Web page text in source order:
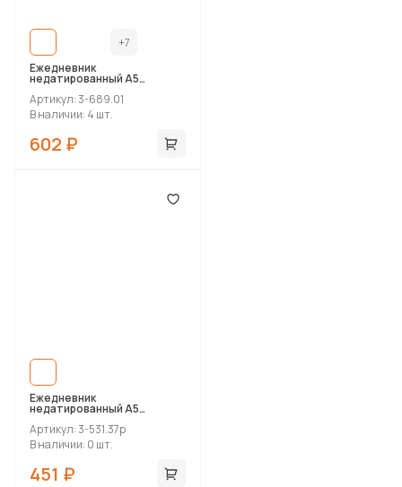
+7
Ежедневник
недатированный А5
«Classic»
Артикул: 3-689.01
В наличии: 4 шт.
602 ₽
Ежедневник
недатированный А5
«Megapolis Velvet Flex»
Артикул: 3-531.37p
В наличии: 0 шт.
451 ₽